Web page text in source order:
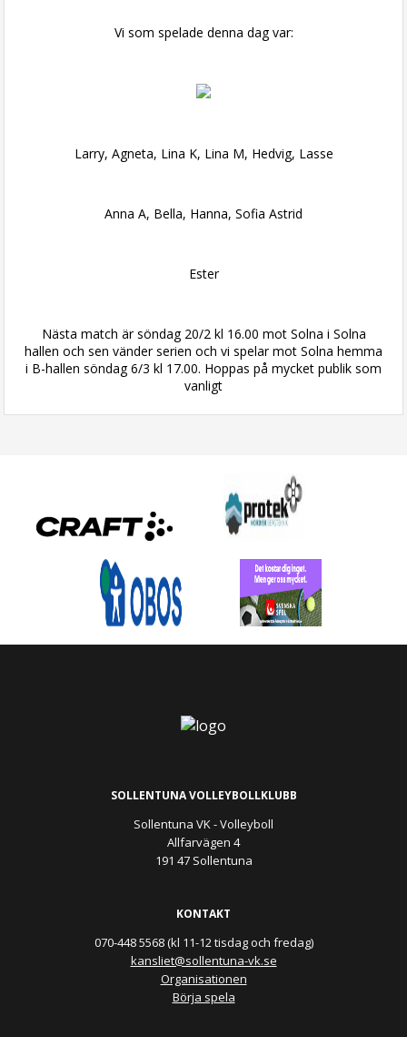
Vi som spelade denna dag var:
Larry, Agneta, Lina K, Lina M, Hedvig, Lasse
Anna A, Bella, Hanna, Sofia Astrid
Ester
Nästa match är söndag 20/2 kl 16.00 mot Solna i Solna
hallen och sen vänder serien och vi spelar mot Solna hemma
i B-hallen söndag 6/3 kl 17.00. Hoppas på mycket publik som
vanligt
SOLLENTUNA VOLLEYBOLLKLUBB
Sollentuna VK - Volleyboll
Allfarvägen 4
191 47 Sollentuna
KONTAKT
070-448 5568 (kl 11-12 tisdag och fredag)
kansliet@sollentuna-vk.se
Organisationen
Börja spela